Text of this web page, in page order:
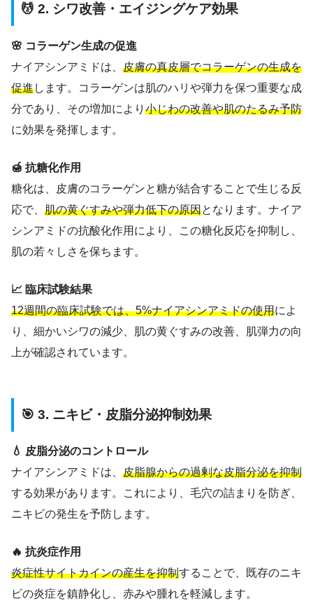
💆 2. シワ改善・エイジングケア効果
🌸 コラーゲン生成の促進
ナイアシンアミドは、 皮膚の真皮層でコラーゲンの生成を
促進します。コラーゲンは肌のハリや弾力を保つ重要な成
分であり、その増加により 小じわの改善や肌のたるみ予防
に効果を発揮します。
🍯 抗糖化作用
糖化は、皮膚のコラーゲンと糖が結合することで生じる反
応で、 肌の黄ぐすみや弾力低下の原因となります。ナイア
シンアミドの抗酸化作用により、この糖化反応を抑制し、
肌の若々しさを保ちます。
📈 臨床試験結果
12週間の臨床試験では、5%ナイアシンアミドの使用によ
り、細かいシワの減少、肌の黄ぐすみの改善、肌弾力の向
上が確認されています。
🎯 3. ニキビ・皮脂分泌抑制効果
💧 皮脂分泌のコントロール
ナイアシンアミドは、 皮脂腺からの過剰な皮脂分泌を抑制
する効果があります。これにより、毛穴の詰まりを防ぎ、
ニキビの発生を予防します。
🔥 抗炎症作用
炎症性サイトカインの産生を抑制することで、既存のニキ
ビの炎症を鎮静化し、赤みや腫れを軽減します。